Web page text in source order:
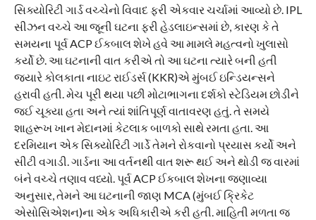
સિક્યોરિટી ગાર્ડ વચ્ચેનો વિવાદ ફરી એકવાર ચર્ચામાં આવ્યો છે. IPL
સીઝન વચ્ચે આ જૂની ઘટના ફરી હેડલાઇન્સમાં છે, કારણ કે તે
સમયના પૂર્વ ACP ઈકબાલ શેખે હવે આ મામલે મહત્વનો ખુલાસો
કર્યો છે. આ ઘટનાની વાત કરીએ તો આ ઘટના ત્યારે બની હતી
જ્યારે કોલકાતા નાઇટ રાઈડર્સ (KKR)એ મુંબઈ ઇન્ડિયન્સને
હરાવી હતી. મેચ પૂરી થયા પછી મોટાભાગના દર્શકો સ્ટેડિયમ છોડીને
જઈ ચૂક્યા હતા અને ત્યાં શાંતિપૂર્ણ વાતાવરણ હતું. તે સમયે
શાહરૂખ ખાન મેદાનમાં કેટલાક બાળકો સાથે રમતા હતા. આ
દરમિયાન એક સિક્યોરિટી ગાર્ડે તેમને રોકવાનો પ્રયાસ કર્યો અને
સીટી વગાડી. ગાર્ડના આ વર્તનથી વાત શરૂ થઈ અને થોડી જ વારમાં
બંને વચ્ચે તણાવ વધ્યો. પૂર્વ ACP ઈકબાલ શેખના જણાવ્યા
અનુસાર, તેમને આ ઘટનાની જાણ MCA (મુંબઈ ક્રિકેટ
એસોસિએશન)ના એક અધિકારીએ કરી હતી. માહિતી મળતા જ